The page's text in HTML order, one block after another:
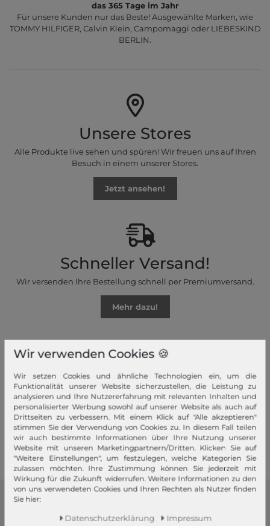
das 365 Tage im Jahr
Für unsere Kunden nur das Beste! Ausgewählte Marken, wie
TOMMY HILFIGER, Calvin Klein, Campomaggi oder LIEBESKIND
BERLIN.
Unsere Stores
Alle Produkte live sehen und spüren! Wir freuen uns auf Ihren
Besuch in einem unserer Stores.
Jetzt ansehen!
Schneller Versand!
Wir versenden Ihre Bestellung schnell per Premiumversand.
Mehr dazu!
Ihre Vorteile
Premiumversand, Große Auswahl, faire Preise, Freundlicher &
schneller Service
Mehr dazu!
Wir verwenden Cookies 🍪
Wir setzen Cookies und ähnliche Technologien ein, um die
Funktionalität unserer Website sicherzustellen, die Leistung zu
analysieren und Ihre Nutzererfahrung mit relevanten Inhalten und
personalisierter Werbung sowohl auf unserer Website als auch auf
Drittseiten zu verbessern. Mit einem Klick auf "Alle akzeptieren"
stimmen Sie der Verwendung von Cookies zu. In diesem Fall teilen
wir auch bestimmte Informationen über Ihre Nutzung unserer
Website mit unseren Marketingpartnern/Dritten. Klicken Sie auf
"Weitere Einstellungen", um festzulegen, welche Kategorien Sie
zulassen möchten. Ihre Zustimmung können Sie jederzeit mit
Wirkung für die Zukunft widerrufen. Weitere Informationen zu den
von uns verwendeten Cookies und Ihren Rechten als Nutzer finden
Sie hier:
Daten­schutz­erklärung Impressum